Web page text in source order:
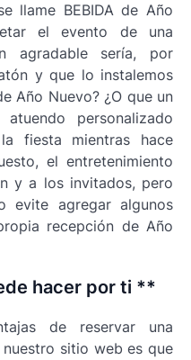
llame BEBIDA de Año
el evento de una
agradable sería, por
y que lo instalemos
Año Nuevo? ¿O que un
personalizado
fiesta mientras hace
el entretenimiento
y a los invitados, pero
evite agregar algunos
recepción de Año
hacer por ti **
de reservar una
sitio web es que